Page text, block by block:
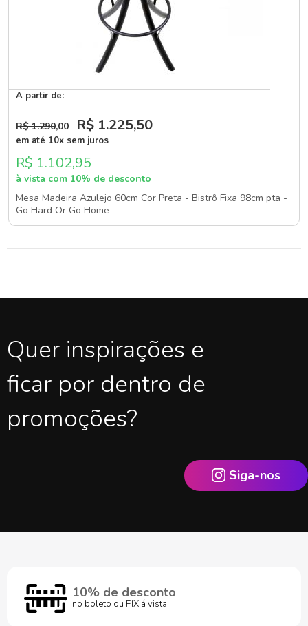
A partir de:
R$ 1.290,00 R$ 1.225,50
em até 10x sem juros
R$ 1.102,95
à vista com 10% de desconto
Mesa Madeira Azulejo 60cm Cor Preta - Bistrô Fixa 98cm pta -
Go Hard Or Go Home
Quer inspirações e
ficar por dentro de
promoções?
Siga-nos
10% de desconto
no boleto ou PIX á vista